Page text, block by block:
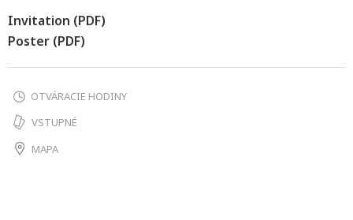
Invitation (PDF)
Poster (PDF)
OTVÁRACIE HODINY
VSTUPNÉ
MAPA